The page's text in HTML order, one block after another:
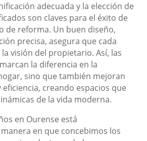
adecuada y la elección de
son claves para el éxito de
de reforma. Un buen diseño,
precisa, asegura que cada
visión del propietario. Así, las
la diferencia en la
sino que también mejoran
creando espacios que
de la vida moderna.
en Ourense está
en que concebimos los